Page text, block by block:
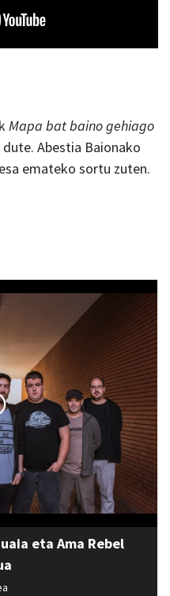
Mapa bat baino gehiago
Abestia Baionako
emateko sortu zuten.
eta Ama Rebel